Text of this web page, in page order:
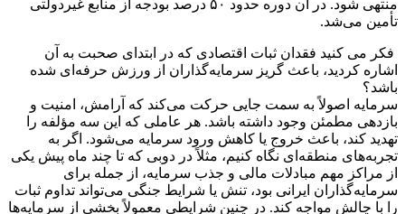
منتهی شود. در آن دوره حدود ۵۰ درصد بودجه از منابع غیردولتی
تأمین می‌شد.
فکر می کنید فقدان ثبات اقتصادی که در ابتدای صحبت به آن
اشاره کردید، باعث گریز سرمایه‌گذاران از ورزش حرفه‌ای شده
باشد؟
سرمایه اصولاً به سمت جایی حرکت می‌کند که آرامش، امنیت و
بازدهی مطمئن وجود داشته باشد. هر عاملی که این سه مؤلفه را
تهدید کند، باعث خروج یا کاهش ورود سرمایه می‌شود. اگر به
تجربه‌های منطقه‌ای نگاه کنیم، مثلاً در دوبی که تا چند ماه پیش یکی
از مراکز مهم مبادلات مالی و جذب سرمایه، از جمله برای
سرمایه‌گذاران ایرانی بود، تنش یا شرایط جنگی می‌تواند تداوم ثبات
را با چالش مواجه کند. در چنین شرایطی معمولاً بخشی از سرمایه‌ها